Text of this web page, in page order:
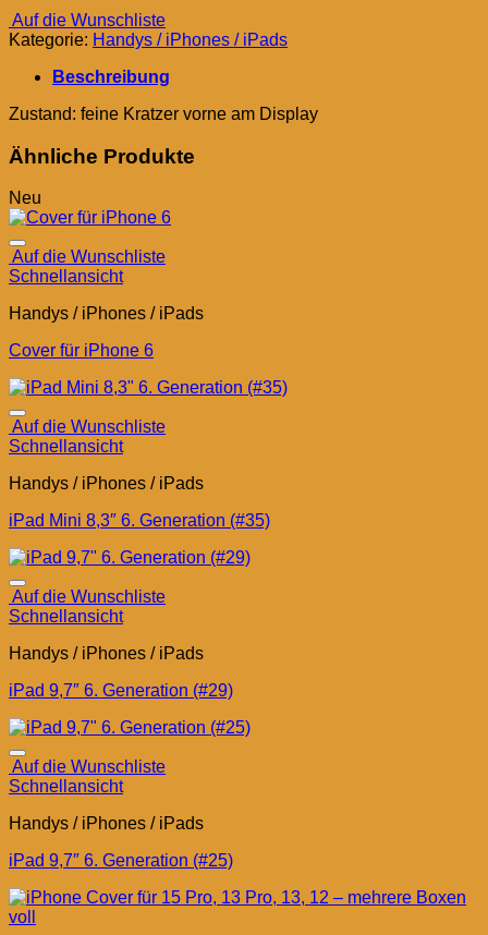
Auf die Wunschliste
Kategorie: Handys / iPhones / iPads
Beschreibung
Zustand: feine Kratzer vorne am Display
Ähnliche Produkte
Neu
Auf die Wunschliste
Schnellansicht
Handys / iPhones / iPads
Cover für iPhone 6
Auf die Wunschliste
Schnellansicht
Handys / iPhones / iPads
iPad Mini 8,3″ 6. Generation (#35)
Auf die Wunschliste
Schnellansicht
Handys / iPhones / iPads
iPad 9,7″ 6. Generation (#29)
Auf die Wunschliste
Schnellansicht
Handys / iPhones / iPads
iPad 9,7″ 6. Generation (#25)